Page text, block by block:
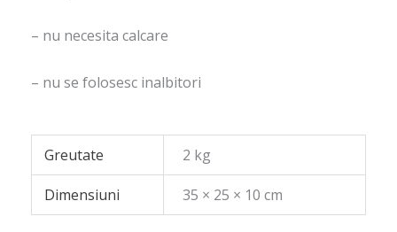
– nu necesita calcare
– nu se folosesc inalbitori
Greutate 2 kg
Dimensiuni 35 × 25 × 10 cm